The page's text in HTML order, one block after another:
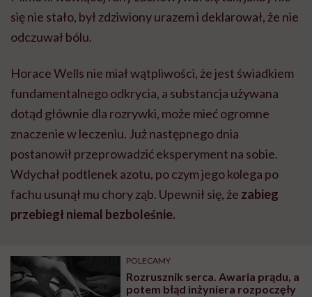
się nie stało, był zdziwiony urazem i deklarował, że nie
odczuwał bólu.
Horace Wells nie miał wątpliwości, że jest świadkiem
fundamentalnego odkrycia, a substancja używana
dotąd głównie dla rozrywki, może mieć ogromne
znaczenie w leczeniu. Już następnego dnia
postanowił przeprowadzić eksperyment na sobie.
Wdychał podtlenek azotu, po czym jego kolega po
fachu usunął mu chory ząb. Upewnił się, że zabieg
przebiegł niemal bezboleśnie.
POLECAMY
Rozrusznik serca. Awaria prądu, a
potem błąd inżyniera rozpoczęły